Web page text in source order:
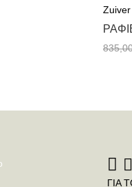
Zuiver
ΓΙΑ